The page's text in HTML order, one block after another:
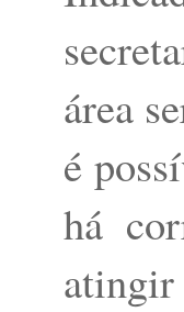
área
é
há
atingir